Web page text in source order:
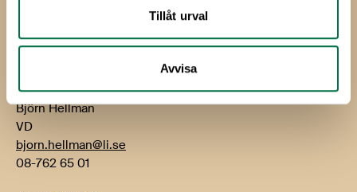
Tillåt urval
Avvisa
Björn Hellman
VD
bjorn.hellman@li.se
08-762 65 01